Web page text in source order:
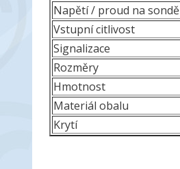
Napětí / proud na sondě
Vstupní citlivost
Signalizace
Rozměry
Hmotnost
Materiál obalu
Krytí